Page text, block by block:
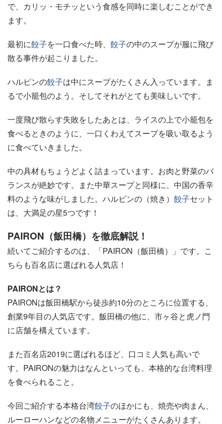
で、カリッ・モチッという食感を同時に楽しむことができ
ます。
最初に餃子を一口食べた時、 餃子の中のスープが服に飛び
散る事件が起こりました。
ハルピンの餃子は中にスープがたくさん入っています。ま
るで小籠包のよう。そしてそれがとても美味しいです。
一度飛び散らす失敗をしたあとは、ライスの上で小籠包を
食べるときのように、一口くわえてスープを吸い取るよう
に食べていきました。
中の具材もちょうどよく詰まっています。お肉と野菜のバ
ランスが絶妙です。また中華スープと同様に、中国の香辛
料のような味がしました。ハルピンの（焼き） 餃子セット
は、大満足の星5つです！
PAIRON（飯田橋）を徹底解説！
続いてご紹介するのは、「PAIRON（飯田橋）」です。こ
ちらも百名店に選ばれる人気店！
PAIRONとは？
PAIRONは飯田橋駅から徒歩約10分のところに位置する、
創業9年目の人気店です。飯田橋の他に、市ヶ谷と虎ノ門
に店舗を構えています。
また百名店2019に選ばれるほど、口コミ人気も高いで
す。PAIRONの魅力はなんといっても、本格的な台湾料理
を食べられること。
今回ご紹介する本格台湾餃子のほかにも、焼売や肉まん、
ルーローハンなどの名物メニューがたくさんあります。